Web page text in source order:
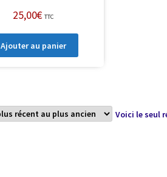
25,00€ TTC
Ajouter au panier
Voici le seul